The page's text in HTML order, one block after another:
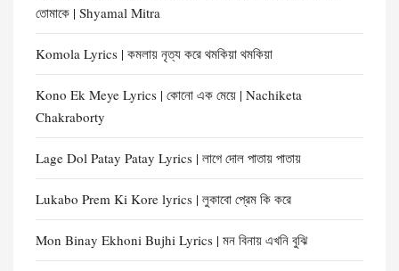
তোমাকে | Shyamal Mitra
Komola Lyrics | কমলায় নৃত্য করে থমকিয়া থমকিয়া
Kono Ek Meye Lyrics | কোনো এক মেয়ে | Nachiketa
Chakraborty
Lage Dol Patay Patay Lyrics | লাগে দোল পাতায় পাতায়
Lukabo Prem Ki Kore lyrics | লুকাবো প্রেম কি করে
Mon Binay Ekhoni Bujhi Lyrics | মন বিনায় এখনি বুঝি